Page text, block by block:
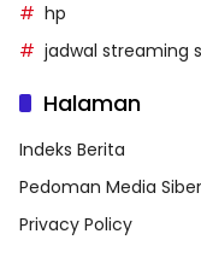
hp
jadwal streaming
Halaman
Indeks Berita
Pedoman Media Siber
Privacy Policy